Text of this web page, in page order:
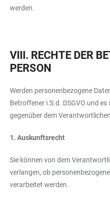
werden.
VIII. RECHTE DER
PERSON
Werden personenbezogene
Betroffener i.S.d. DSGVO und
gegenüber dem
1. Auskunftsrecht
Sie können von dem
verlangen, ob
verarbeitet werden.